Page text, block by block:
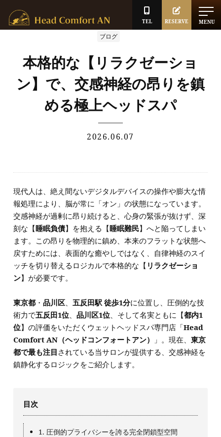
MENU
RESERVE
TEL
ブログ
本格的な【リラクゼーショ
ン】で、交感神経の昂りを鎮
める極上ヘッドスパ
2026.06.07
現代人は、絶え間ないデジタルデバイスの操作や膨大な情
報処理により、脳が常に「オン」の状態になっています。
交感神経が過剰に昂り続けると、心身の緊張が抜けず、深
刻な【睡眠負債】を抱える【睡眠難民】へと陥ってしまい
ます。この昂りを物理的に鎮め、本来のフラットな状態へ
戻すためには、表面的な癒やしではなく、自律神経のスイ
ッチを切り替えるロジカルで本格的な【 リラクゼーショ
ン】が必要です。
東京都・ 品川区、 五反田駅 徒歩1分に位置し、圧倒的な技
術力で五反田1位、 品川区1位、そして名実ともに【都内1
位】の評価をいただくウェットヘッドスパ専門店「Head
Comfort AN（ヘッドコンフォートアン）
」。現在、 東京
都で最も注目 されている当サロンが提供する、交感神経を
鎮静化するロジックをご紹介します。
目次
1. 圧倒的プライバシーを誇る完全閉鎖型空間